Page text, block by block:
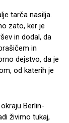
tarča nasilja.
zato, ker je
in dodal, da
in
dejstvo, da je
od katerih je
Berlin-
živimo tukaj,